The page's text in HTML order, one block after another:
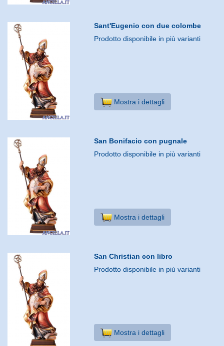
Sant'Eugenio con due colombe
Prodotto disponibile in più varianti
Mostra i dettagli
San Bonifacio con pugnale
Prodotto disponibile in più varianti
Mostra i dettagli
San Christian con libro
Prodotto disponibile in più varianti
Mostra i dettagli